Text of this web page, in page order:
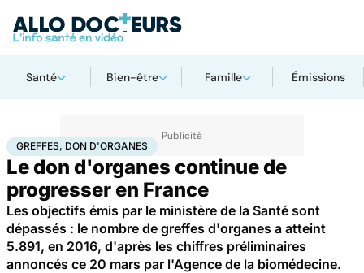
Santé Bien-être Famille Émissions
AccueilSantéGreffes, don d'organes
GREFFES, DON D'ORGANES
Le don d'organes continue de
progresser en France
Les objectifs émis par le ministère de la Santé sont
dépassés : le nombre de greffes d'organes a atteint
5.891, en 2016, d'après les chiffres préliminaires
annoncés ce 20 mars par l'Agence de la biomédecine.